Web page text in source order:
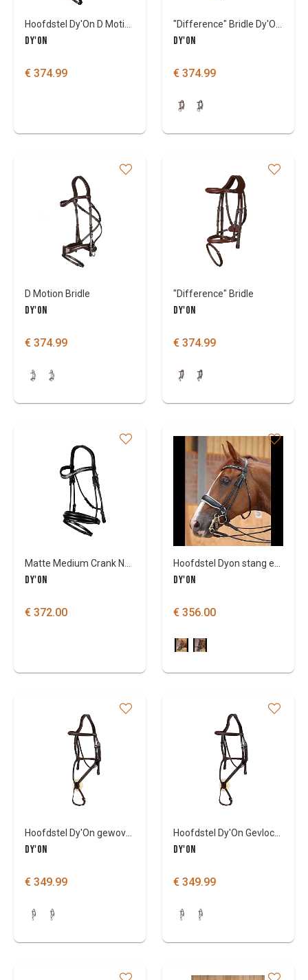
DY'ON
€ 374.99
DY'ON
€ 374.99
D Motion Bridle
DY'ON
€ 374.99
"Difference" Bridle
DY'ON
€ 374.99
DY'ON
€ 372.00
DY'ON
€ 356.00
DY'ON
€ 349.99
DY'ON
€ 349.99